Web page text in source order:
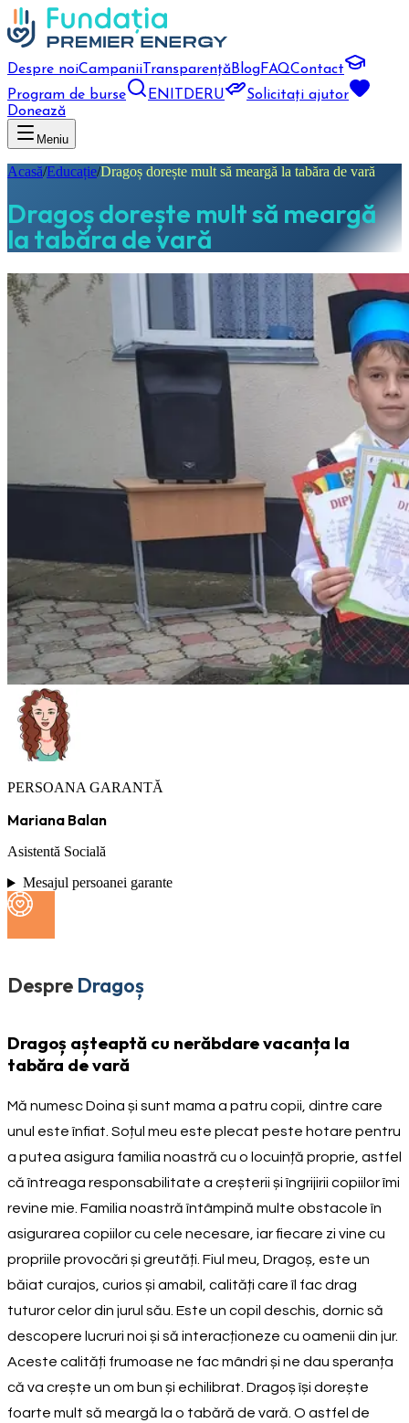
Despre noiCampanii TransparențăBlogFAQContact
Program de burse
EN DERU
Solicitați ajutor
Donează
Meniu
Acasă/Educație/Dragoș dorește mult să meargă la tabăra de vară
Dragoș dorește mult să meargă
la tabăra de vară
PERSOANA GARANTĂ
Mariana Balan
Asistentă Socială
Mesajul persoanei garante
Despre Dragoș
Dragoș așteaptă cu nerăbdare vacanța la
tabăra de vară
Mă numesc Doina și sunt mama a patru copii, dintre care
unul este înfiat. Soțul meu este plecat peste hotare pentru
a putea asigura familia noastră cu o locuință proprie, astfel
că întreaga responsabilitate a creșterii și îngrijirii copiilor îmi
revine mie. Familia noastră întâmpină multe obstacole în
asigurarea copiilor cu cele necesare, iar fiecare zi vine cu
propriile provocări și greutăți. Fiul meu, Dragoș, este un
băiat curajos, curios și amabil, calități care îl fac drag
tuturor celor din jurul său. Este un copil deschis, dornic să
descopere lucruri noi și să interacționeze cu oamenii din jur.
Aceste calități frumoase ne fac mândri și ne dau speranța
că va crește un om bun și echilibrat. Dragoș își dorește
foarte mult să meargă la o tabără de vară. O astfel de